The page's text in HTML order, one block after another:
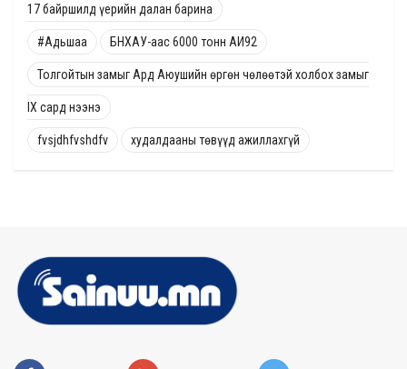
17 байршилд үерийн далан барина
#Адьшаа БНХАУ-аас 6000 тонн АИ92
Толгойтын замыг Ард Аюушийн өргөн чөлөөтэй холбох замыг
IX сард нээнэ
fvsjdhfvshdfv худалдааны төвүүд ажиллахгүй